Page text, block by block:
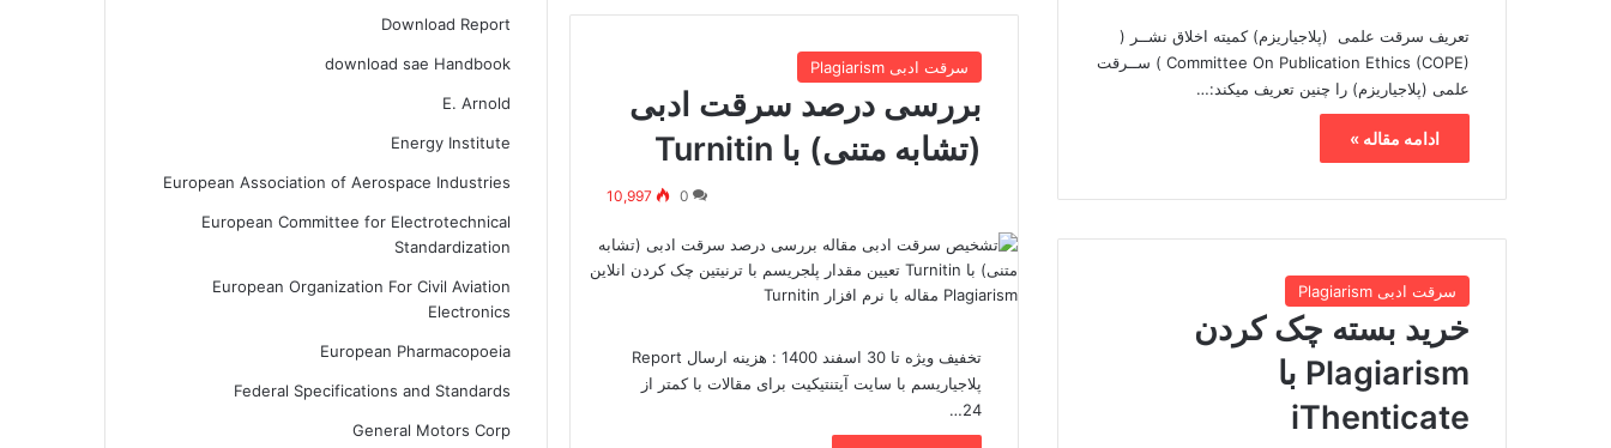
تعریف سرقت علمی (پلاجیاریزم) کمیته اخلاق نشــر (
Committee On Publication Ethics (COPE) ) ســرقت
علمی (پلاجیاریزم) را چنین تعریف میکند:…
ادامه مقاله »
سرقت ادبی Plagiarism
بررسی درصد سرقت ادبی
(تشابه متنی) با Turnitin
0
10,997
تخفیف ویژه تا 30 اسفند 1400 : هزینه ارسال Report
پلاجیاریسم با سایت آیتنتیکیت برای مقالات با کمتر از
24…
سرقت ادبی Plagiarism
خرید بسته چک کردن
Plagiarism با
iThenticate
Download Report
download sae Handbook
E. Arnold
Energy Institute
European Association of Aerospace Industries
European Committee for Electrotechnical
Standardization
European Organization For Civil Aviation
Electronics
European Pharmacopoeia
Federal Specifications and Standards
General Motors Corp